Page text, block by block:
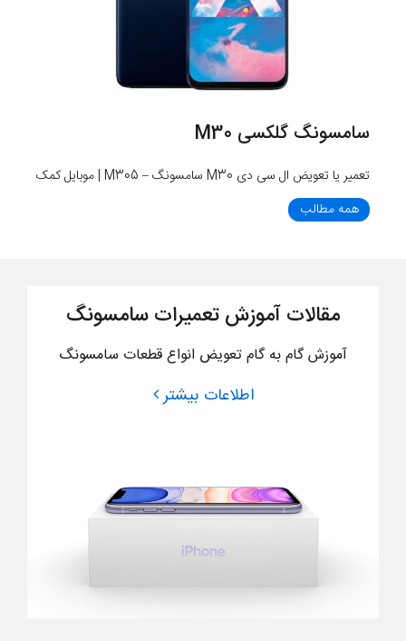
سامسونگ گلکسی M30
تعمیر یا تعویض ال سی دی M30 سامسونگ – M305 | موبایل کمک
همه مطالب
مقالات آموزش تعمیرات سامسونگ
آموزش گام به گام تعویض انواع قطعات سامسونگ
اطلاعات بیشتر